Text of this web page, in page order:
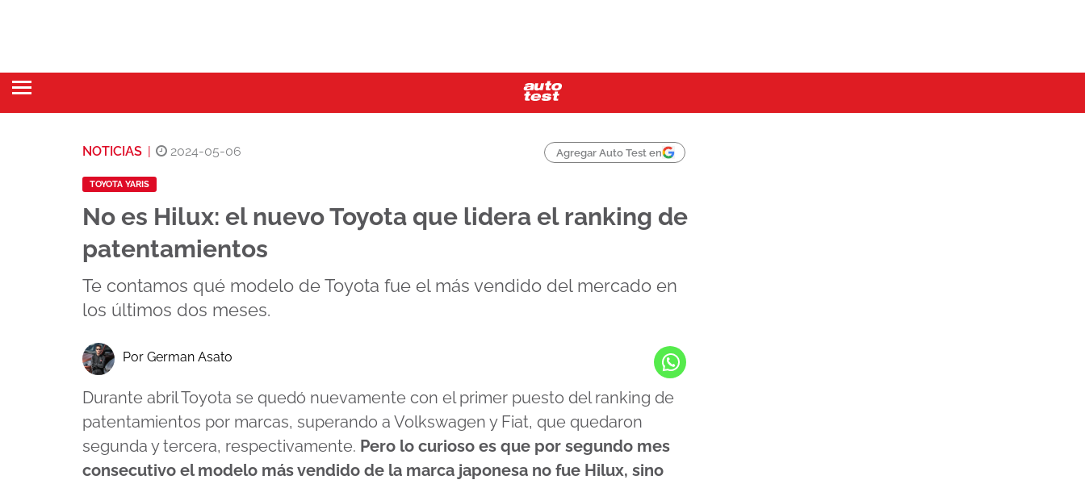
NOTICIAS 2024-05-06 Agregar Auto Test en
TOYOTA YARIS
No es Hilux: el nuevo Toyota que lidera el ranking de
patentamientos
Te contamos qué modelo de Toyota fue el más vendido del mercado en
los últimos dos meses.
Por German Asato
Durante abril Toyota se quedó nuevamente con el primer puesto del ranking de
patentamientos por marcas, superando a Volkswagen y Fiat, que quedaron
segunda y tercera, respectivamente. Pero lo curioso es que por segundo mes
consecutivo el modelo más vendido de la marca japonesa no fue Hilux, sino